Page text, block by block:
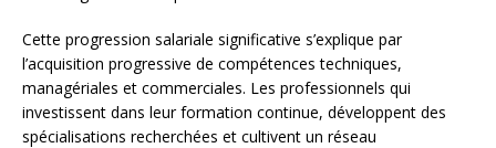
Cette progression salariale significative s’explique par
l’acquisition progressive de compétences techniques,
managériales et commerciales. Les professionnels qui
investissent dans leur formation continue, développent des
spécialisations recherchées et cultivent un réseau